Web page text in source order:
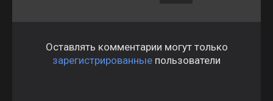
Оставлять комментарии могут только
зарегистрированные пользователи